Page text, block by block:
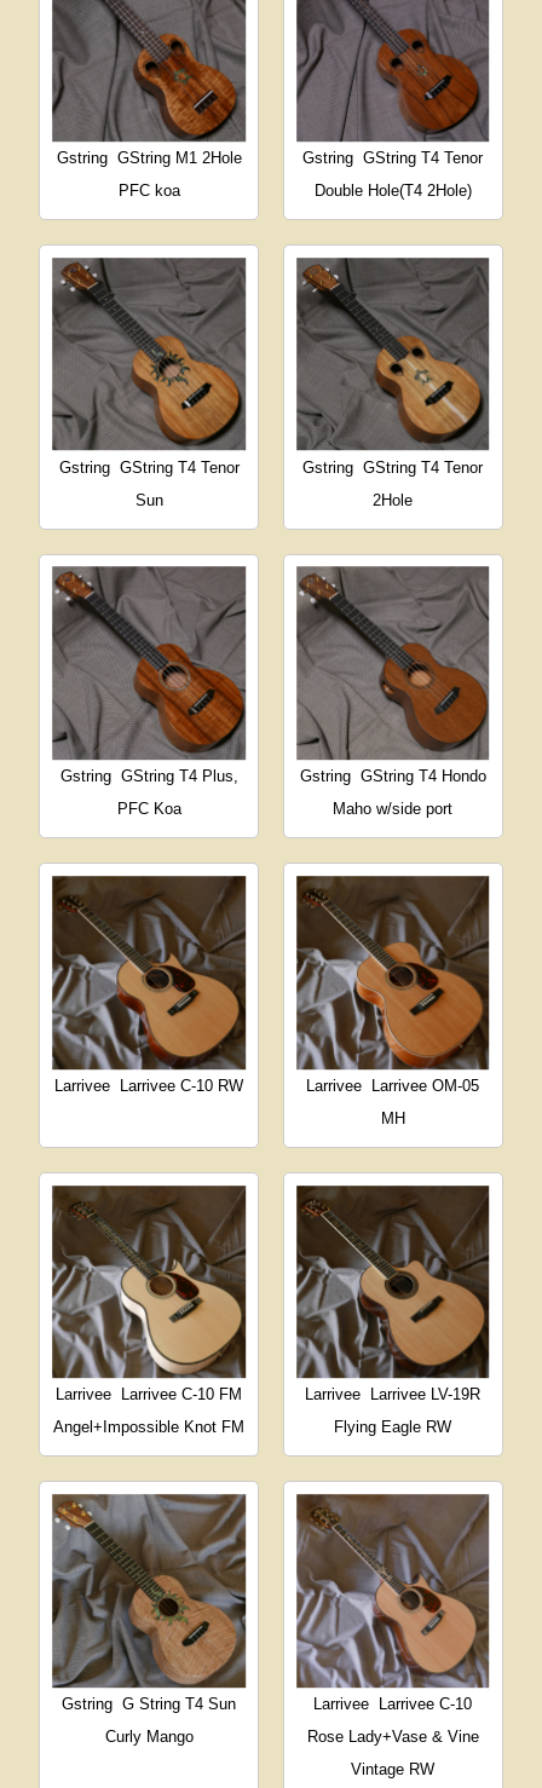
Gstring GString M1 2Hole
PFC koa
Gstring GString T4 Tenor
Double Hole(T4 2Hole)
Gstring GString T4 Tenor
Sun
Gstring GString T4 Tenor
2Hole
Gstring GString T4 Plus,
PFC Koa
Gstring GString T4 Hondo
Maho w/side port
Larrivee Larrivee C-10 RW Larrivee
Larrivee OM-05
MH
Larrivee
Larrivee C-10 FM
Angel+Impossible Knot FM
Larrivee
Larrivee LV-19R
Flying Eagle RW
Gstring G String T4 Sun
Curly Mango
Larrivee
Larrivee C-10
Rose Lady+Vase & Vine
Vintage RW